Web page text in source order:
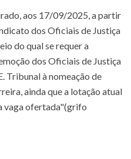
aos 17/09/2025, a partir
dos Oficiais de Justiça
do qual se requer a
dos Oficiais de Justiça
Tribunal à nomeação de
ainda que a lotação atual
vaga ofertada"(grifo